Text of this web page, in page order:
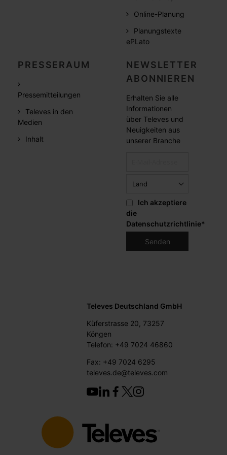
Online-Planung
Planungstexte
ePLato
PRESSERAUM
Pressemitteilungen
Televes in den
Medien
Inhalt
NEWSLETTER
ABONNIEREN
Erhalten Sie alle
Informationen
über Televes und
Neuigkeiten aus
unserer Branche
Ich akzeptiere
die
Datenschutzrichtlinie*
Televes Deutschland GmbH
Küferstrasse 20, 73257
Köngen
Telefon: +49 7024 46860
Fax: +49 7024 6295
televes.de@televes.com